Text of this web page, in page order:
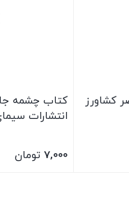
کشاورز
کتاب چشمه
انتشارات
7,000 تومان